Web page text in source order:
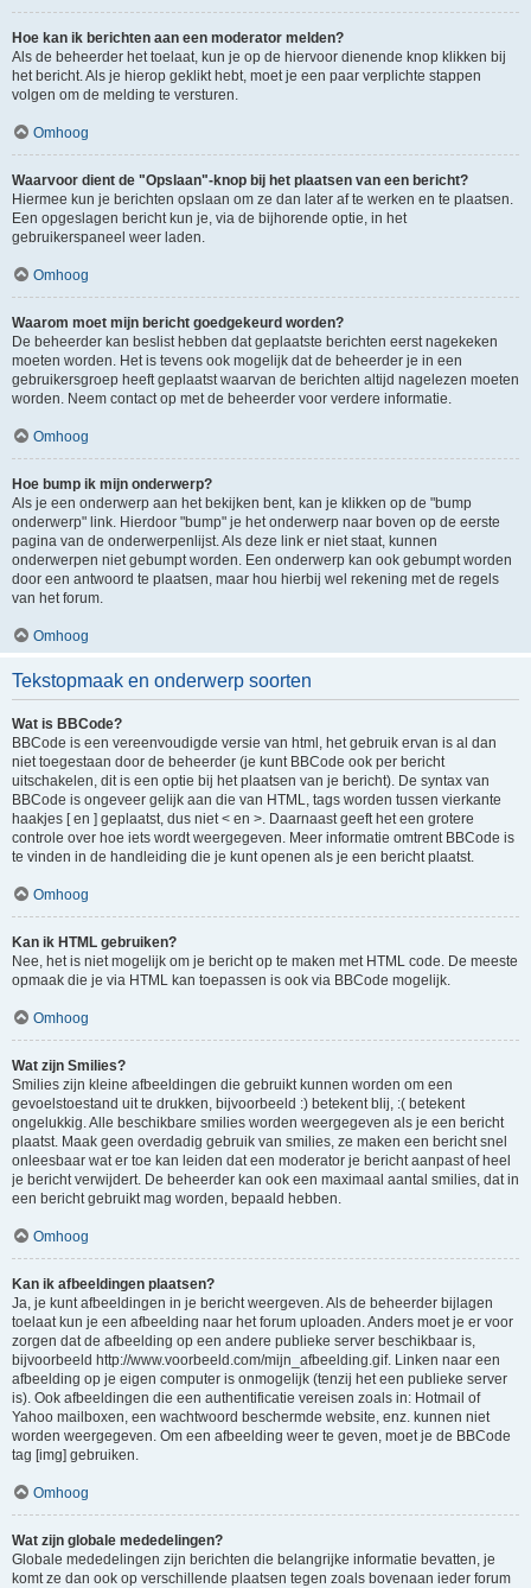
Hoe kan ik berichten aan een moderator melden?
Als de beheerder het toelaat, kun je op de hiervoor dienende knop klikken bij
het bericht. Als je hierop geklikt hebt, moet je een paar verplichte stappen
volgen om de melding te versturen.
Omhoog
Waarvoor dient de "Opslaan"-knop bij het plaatsen van een bericht?
Hiermee kun je berichten opslaan om ze dan later af te werken en te plaatsen.
Een opgeslagen bericht kun je, via de bijhorende optie, in het
gebruikerspaneel weer laden.
Omhoog
Waarom moet mijn bericht goedgekeurd worden?
De beheerder kan beslist hebben dat geplaatste berichten eerst nagekeken
moeten worden. Het is tevens ook mogelijk dat de beheerder je in een
gebruikersgroep heeft geplaatst waarvan de berichten altijd nagelezen moeten
worden. Neem contact op met de beheerder voor verdere informatie.
Omhoog
Hoe bump ik mijn onderwerp?
Als je een onderwerp aan het bekijken bent, kan je klikken op de "bump
onderwerp" link. Hierdoor "bump" je het onderwerp naar boven op de eerste
pagina van de onderwerpenlijst. Als deze link er niet staat, kunnen
onderwerpen niet gebumpt worden. Een onderwerp kan ook gebumpt worden
door een antwoord te plaatsen, maar hou hierbij wel rekening met de regels
van het forum.
Omhoog
Tekstopmaak en onderwerp soorten
Wat is BBCode?
BBCode is een vereenvoudigde versie van html, het gebruik ervan is al dan
niet toegestaan door de beheerder (je kunt BBCode ook per bericht
uitschakelen, dit is een optie bij het plaatsen van je bericht). De syntax van
BBCode is ongeveer gelijk aan die van HTML, tags worden tussen vierkante
haakjes [ en ] geplaatst, dus niet < en >. Daarnaast geeft het een grotere
controle over hoe iets wordt weergegeven. Meer informatie omtrent BBCode is
te vinden in de handleiding die je kunt openen als je een bericht plaatst.
Omhoog
Kan ik HTML gebruiken?
Nee, het is niet mogelijk om je bericht op te maken met HTML code. De meeste
opmaak die je via HTML kan toepassen is ook via BBCode mogelijk.
Omhoog
Wat zijn Smilies?
Smilies zijn kleine afbeeldingen die gebruikt kunnen worden om een
gevoelstoestand uit te drukken, bijvoorbeeld :) betekent blij, :( betekent
ongelukkig. Alle beschikbare smilies worden weergegeven als je een bericht
plaatst. Maak geen overdadig gebruik van smilies, ze maken een bericht snel
onleesbaar wat er toe kan leiden dat een moderator je bericht aanpast of heel
je bericht verwijdert. De beheerder kan ook een maximaal aantal smilies, dat in
een bericht gebruikt mag worden, bepaald hebben.
Omhoog
Kan ik afbeeldingen plaatsen?
Ja, je kunt afbeeldingen in je bericht weergeven. Als de beheerder bijlagen
toelaat kun je een afbeelding naar het forum uploaden. Anders moet je er voor
zorgen dat de afbeelding op een andere publieke server beschikbaar is,
bijvoorbeeld http://www.voorbeeld.com/mijn_afbeelding.gif. Linken naar een
afbeelding op je eigen computer is onmogelijk (tenzij het een publieke server
is). Ook afbeeldingen die een authentificatie vereisen zoals in: Hotmail of
Yahoo mailboxen, een wachtwoord beschermde website, enz. kunnen niet
worden weergegeven. Om een afbeelding weer te geven, moet je de BBCode
tag [img] gebruiken.
Omhoog
Wat zijn globale mededelingen?
Globale mededelingen zijn berichten die belangrijke informatie bevatten, je
komt ze dan ook op verschillende plaatsen tegen zoals bovenaan ieder forum